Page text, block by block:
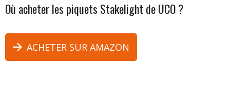
Où acheter les piquets Stakelight de UCO ?
ACHETER SUR AMAZON